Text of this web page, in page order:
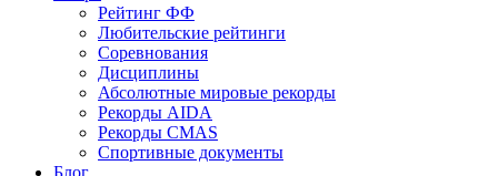
Рейтинг ФФ
Любительские рейтинги
Соревнования
Дисциплины
Абсолютные мировые рекорды
Рекорды AIDA
Рекорды CMAS
Спортивные документы
Блог